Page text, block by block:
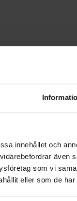
innehållet och
även
som vi
eller som de